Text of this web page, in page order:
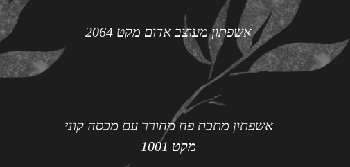
אשפתון מעוצב אדום מקט 2064
אשפתון מתכת פח מחורר עם מכסה קוני
מקט 1001